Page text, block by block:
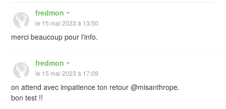
fredmon
le 15 mai 2023 à 13:50
merci beaucoup pour l'info.
fredmon
le 15 mai 2023 à 17:09
on attend avec impatience ton retour @misanthrope.
bon test !!